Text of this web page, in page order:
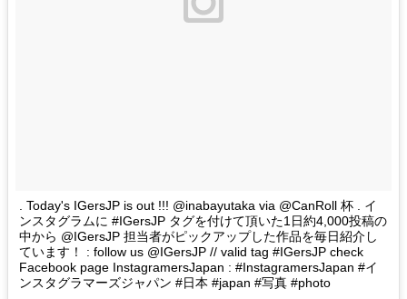
. Today's IGersJP is out !!! @inabayutaka via @CanRoll 杯 . イ
ンスタグラムに #IGersJP タグを付けて頂いた1日約4,000投稿の
中から @IGersJP 担当者がピックアップした作品を毎日紹介し
ています！ : follow us @IGersJP // valid tag #IGersJP check
Facebook page InstagramersJapan : #InstagramersJapan #イ
ンスタグラマーズジャパン #日本 #japan #写真 #photo